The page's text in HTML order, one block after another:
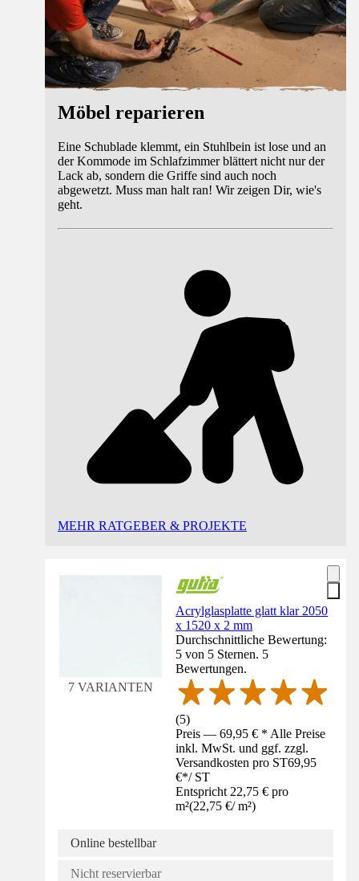
Möbel reparieren
Eine Schublade klemmt, ein Stuhlbein ist lose und an
der Kommode im Schlafzimmer blättert nicht nur der
Lack ab, sondern die Griffe sind auch noch
abgewetzt. Muss man halt ran! Wir zeigen Dir, wie's
geht.
MEHR RATGEBER & PROJEKTE
7 VARIANTEN
Acrylglasplatte glatt klar 2050
x 1520 x 2 mm
Durchschnittliche Bewertung:
5 von 5 Sternen. 5
Bewertungen.
(5)
Preis — 69,95 € * Alle Preise
inkl. MwSt. und ggf. zzgl.
Versandkosten pro ST69,95
€*/ ST
Entspricht 22,75 € pro
m²(22,75 €/ m²)
Online bestellbar
Nicht reservierbar